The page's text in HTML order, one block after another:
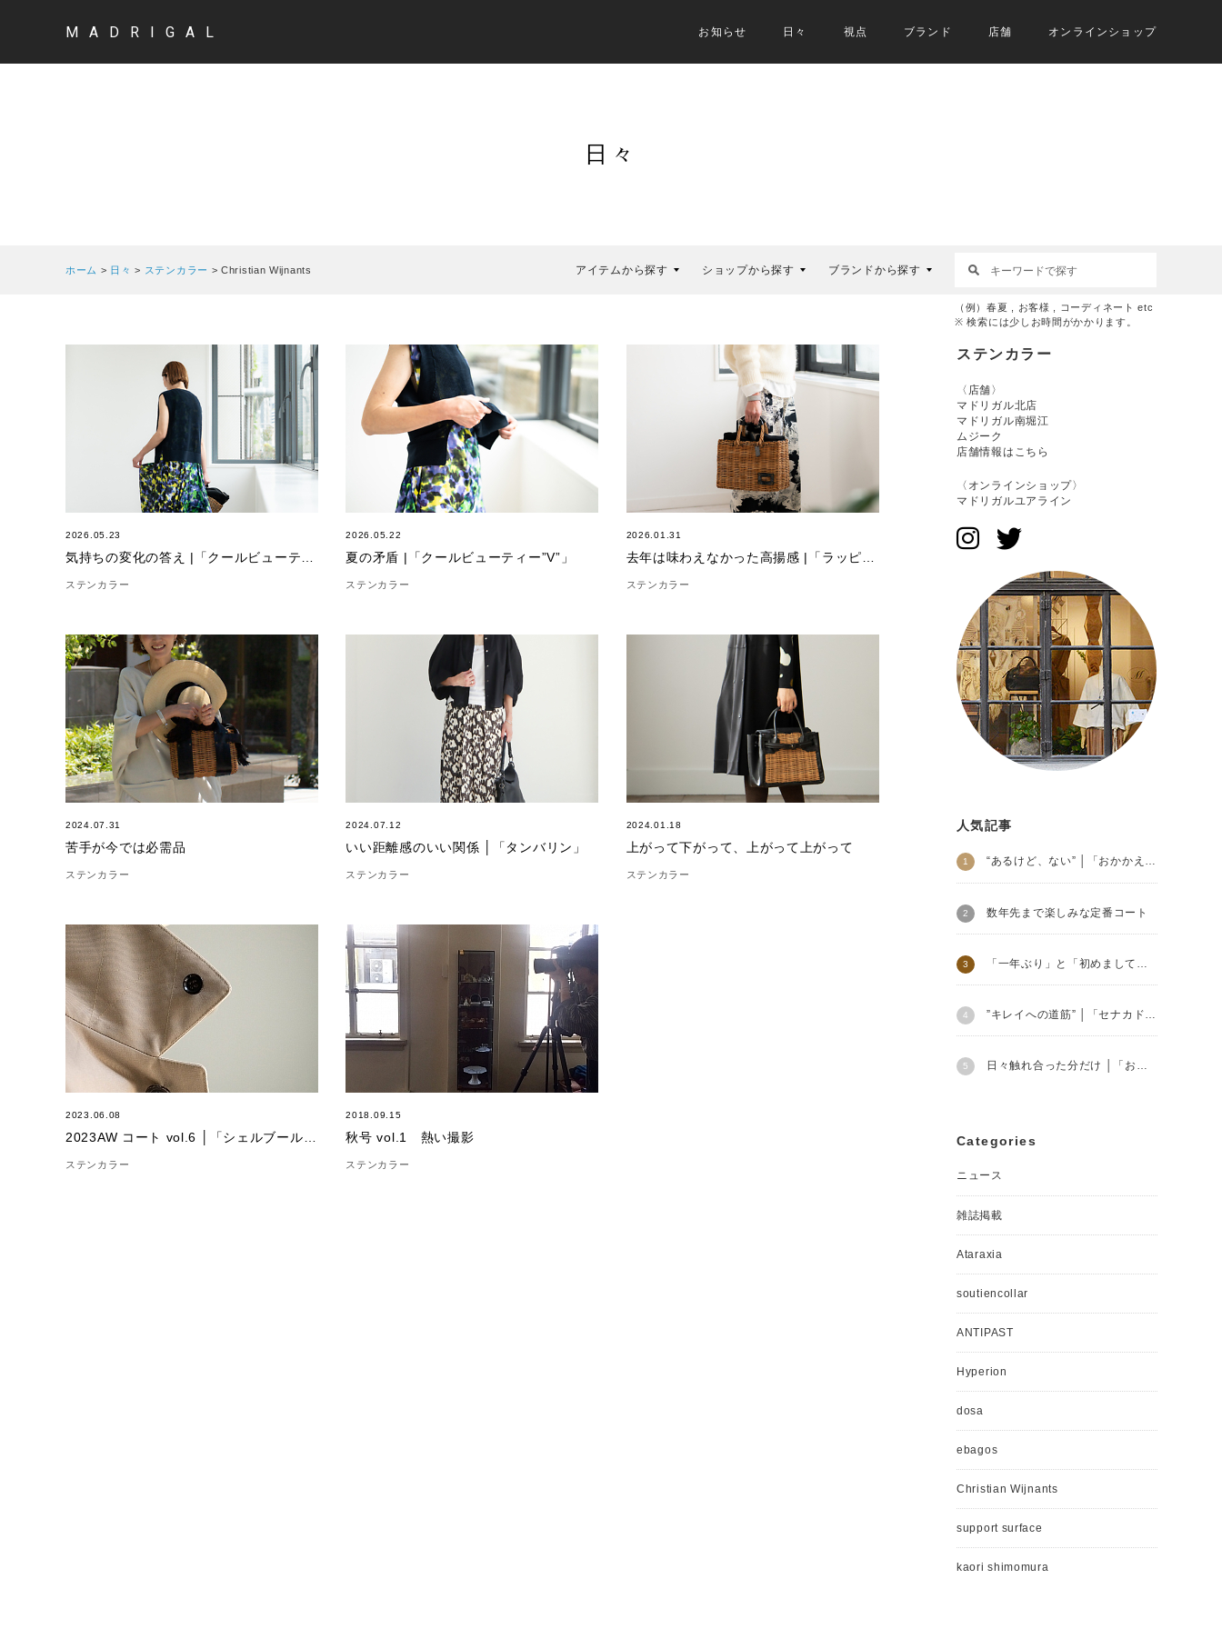
MADRIGAL お知らせ 日々 視点 ブランド 店舗 オンラインショップ
日々
ホーム > 日々 > ステンカラー >Christian Wijnants アイテムから探す ショップから探す ブランドから探す
（例）春夏 , お客様 , コーディネート etc
※ 検索には少しお時間がかかります。
2026.05.23
ステンカラー
2026.05.22
夏の矛盾 |「クールビューティー”V”」
ステンカラー
2026.01.31
ステンカラー
2024.07.31
苦手が今では必需品
ステンカラー
2024.07.12
いい距離感のいい関係 │「タンバリン」
ステンカラー
2024.01.18
上がって下がって、上がって上がって
ステンカラー
2023.06.08
ステンカラー
2018.09.15
秋号 vol.1 熱い撮影
ステンカラー
ステンカラー
〈店舗〉
マドリガル北店
マドリガル南堀江
ムジーク
店舗情報はこちら
〈オンラインショップ〉
マドリガルユアライン
人気記事
“あるけど、ない” │「おかかえバッグ」
数年先まで楽しみな定番コート
「一年ぶり」と「初めまして」 │ 2024SS soutiencollar
”キレイへの道筋” │「セナカドレス」
日々触れ合った分だけ │「おかかえバッグ」
Categories
ニュース
雑誌掲載
Ataraxia
soutiencollar
ANTIPAST
Hyperion
dosa
ebagos
Christian Wijnants
support surface
kaori shimomura